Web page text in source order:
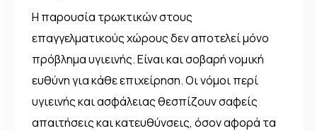
Η παρουσία τρωκτικών στους
επαγγελματικούς χώρους δεν αποτελεί μόνο
πρόβλημα υγιεινής. Είναι και σοβαρή νομική
ευθύνη για κάθε επιχείρηση. Οι νόμοι περί
υγιεινής και ασφάλειας θεσπίζουν σαφείς
απαιτήσεις και κατευθύνσεις, όσον αφορά τα